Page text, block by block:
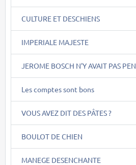
CULTURE ET DESCHIENS
IMPERIALE MAJESTE
JEROME BOSCH N'Y AVAIT PAS PEN
Les comptes sont bons
VOUS AVEZ DIT DES PÂTES ?
BOULOT DE CHIEN
MANEGE DESENCHANTE